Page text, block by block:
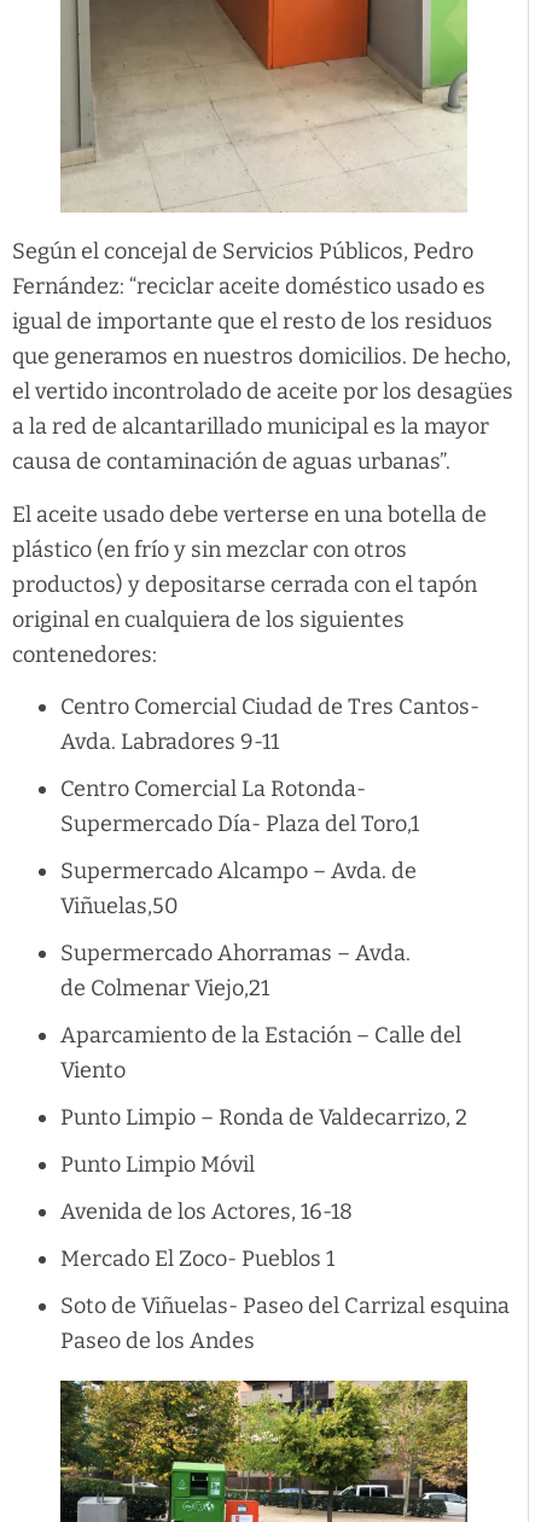
Según el concejal de Servicios Públicos, Pedro
Fernández: “reciclar aceite doméstico usado es
igual de importante que el resto de los residuos
que generamos en nuestros domicilios. De hecho,
el vertido incontrolado de aceite por los desagües
a la red de alcantarillado municipal es la mayor
causa de contaminación de aguas urbanas”.
El aceite usado debe verterse en una botella de
plástico (en frío y sin mezclar con otros
productos) y depositarse cerrada con el tapón
original en cualquiera de los siguientes
contenedores:
Centro Comercial Ciudad de Tres Cantos-
Avda. Labradores 9-11
Centro Comercial La Rotonda-
Supermercado Día- Plaza del Toro,1
Supermercado Alcampo – Avda. de
Viñuelas,50
Supermercado Ahorramas – Avda.
de Colmenar Viejo,21
Aparcamiento de la Estación – Calle del
Viento
Punto Limpio – Ronda de Valdecarrizo, 2
Punto Limpio Móvil
Avenida de los Actores, 16-18
Mercado El Zoco- Pueblos 1
Soto de Viñuelas- Paseo del Carrizal esquina
Paseo de los Andes